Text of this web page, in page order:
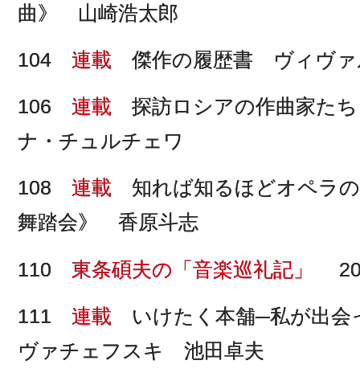
曲》 山崎浩太郎
104 連載 傑作の履歴書 ヴィヴ
106 連載 探訪ロシアの作曲家た
ナ・チュルチェワ
108 連載 知れば知るほどオペラ
舞踏会》 香原斗志
110 東条碩夫の「音楽巡礼記」
111 連載 いけたく本舗─私が出
ヴァチェフスキ 池田卓夫